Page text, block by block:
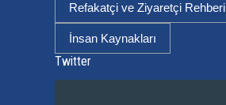
Refakatçi ve Ziyaretçi Rehberi
İnsan Kaynakları
Twitter